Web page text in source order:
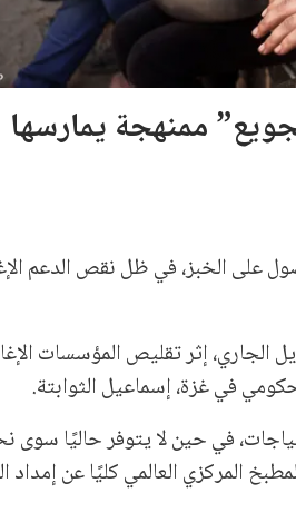
ممنهجة يمارسها
على الخبز، في ظل نقص الدعم
إثر تقليص المؤسسات
في غزة، إسماعيل الثوابتة.
المركزي العالمي كليًا عن إمداد